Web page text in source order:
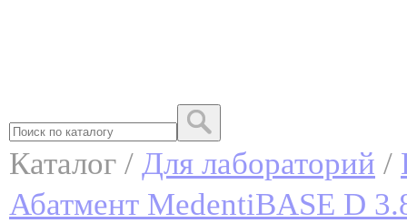
Каталог / Для лабораторий /
Абатмент MedentiBASE D